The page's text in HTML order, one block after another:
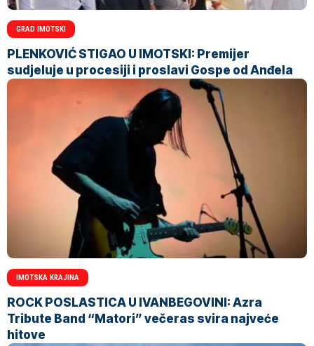
GRAD IMOTSKI
PLENKOVIĆ STIGAO U IMOTSKI: Premijer
sudjeluje u procesiji i proslavi Gospe od Anđela
IMOTSKA KRAJINA
ROCK POSLASTICA U IVANBEGOVINI: Azra
Tribute Band “Matori” večeras svira najveće
hitove